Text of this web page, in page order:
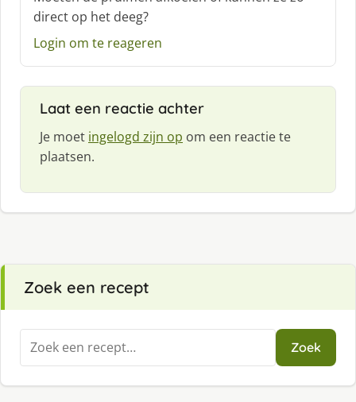
e
:
direct op het deeg?
Login om te reageren
Laat een reactie achter
Je moet ingelogd zijn op om een reactie te
plaatsen.
Zoek een recept
Zoeken
naar:
Zoek